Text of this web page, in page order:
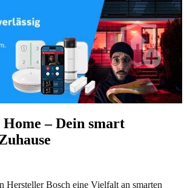
– Dein smart
Hersteller Bosch eine Vielfalt an smarten